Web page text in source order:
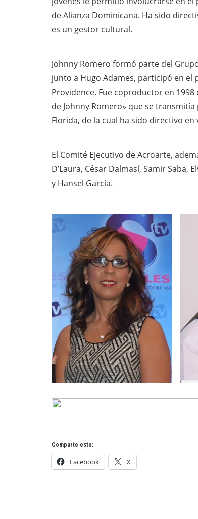
de Alianza Dominicana. Ha sido
es un gestor cultural.
Johnny Romero formó parte del
junto a Hugo Adames, participó en el
Providence. Fue coproductor en 1998
de Johnny Romero» que se
Florida, de la cual ha sido directivo en
El Comité Ejecutivo de Acroarte,
D’Laura, César Dalmasí, Samir Saba,
y Hansel García.
Comparte esto:
Facebook X